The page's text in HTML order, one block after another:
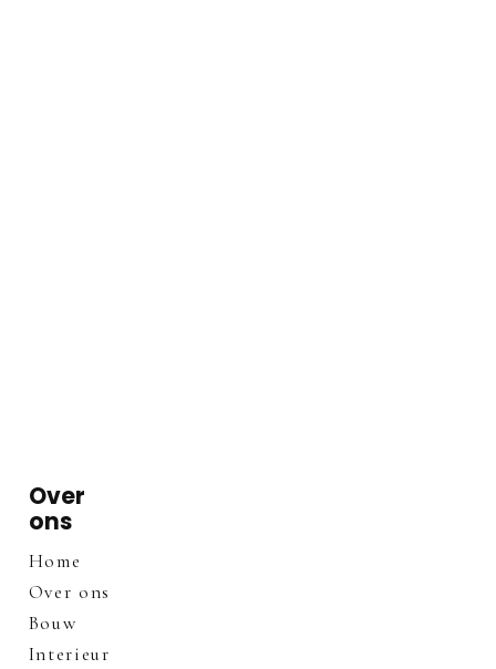
Over
ons
Home
Over ons
Bouw
Interieur